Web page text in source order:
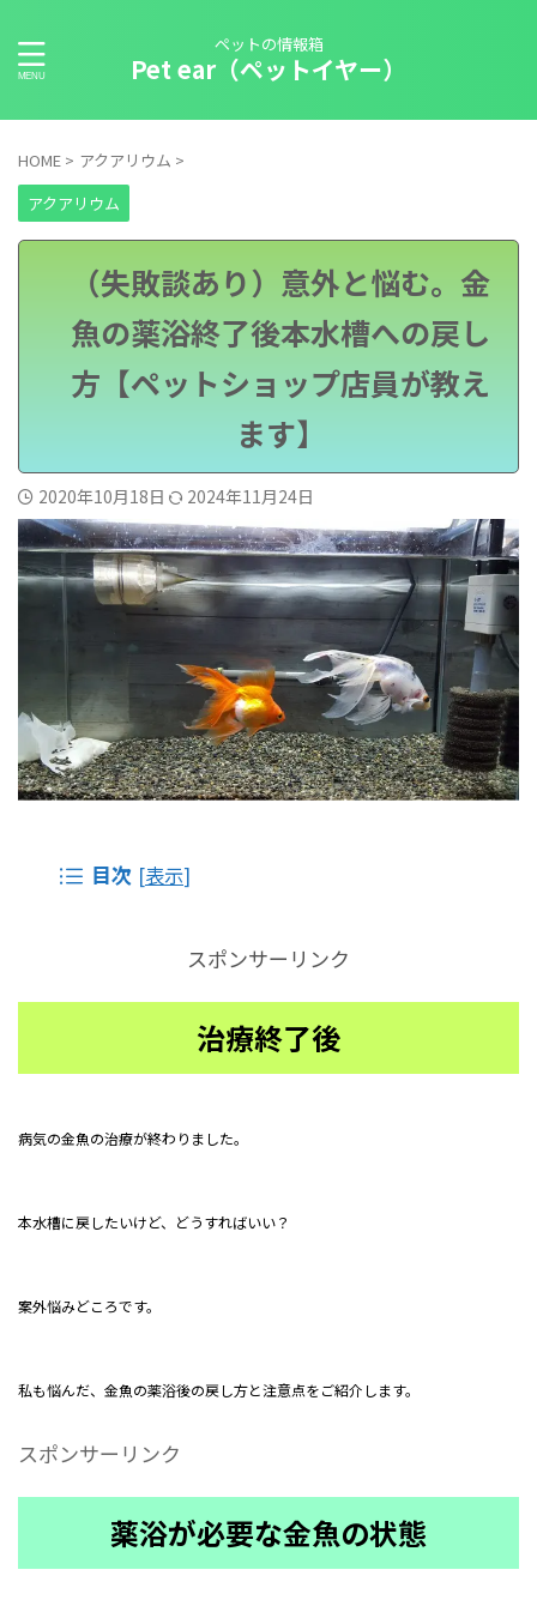
ペットの情報箱
Pet ear（ペットイヤー）
HOME > アクアリウム >
アクアリウム
（失敗談あり）意外と悩む。金
魚の薬浴終了後本水槽への戻し
方【ペットショップ店員が教え
ます】
2020年10月18日 2024年11月24日
目次 [表示]
スポンサーリンク
治療終了後
病気の金魚の治療が終わりました。
本水槽に戻したいけど、どうすればいい？
案外悩みどころです。
私も悩んだ、金魚の薬浴後の戻し方と注意点をご紹介します。
スポンサーリンク
薬浴が必要な金魚の状態